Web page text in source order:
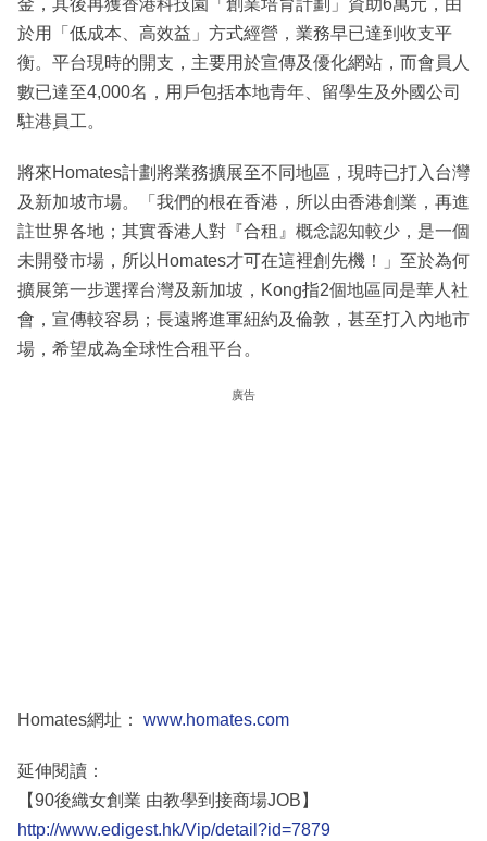
金，其後再獲香港科技園「創業培育計劃」資助6萬元，由
於用「低成本、高效益」方式經營，業務早已達到收支平
衡。平台現時的開支，主要用於宣傳及優化網站，而會員人
數已達至4,000名，用戶包括本地青年、留學生及外國公司
駐港員工。
將來Homates計劃將業務擴展至不同地區，現時已打入台灣
及新加坡市場。「我們的根在香港，所以由香港創業，再進
註世界各地；其實香港人對『合租』概念認知較少，是一個
未開發市場，所以Homates才可在這裡創先機！」至於為何
擴展第一步選擇台灣及新加坡，Kong指2個地區同是華人社
會，宣傳較容易；長遠將進軍紐約及倫敦，甚至打入內地市
場，希望成為全球性合租平台。
廣告
Homates網址： www.homates.com
延伸閱讀：
【90後織女創業 由教學到接商場JOB】
http://www.edigest.hk/Vip/detail?id=7879